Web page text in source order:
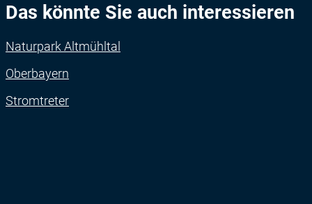
Das könnte Sie auch interessieren
Naturpark Altmühltal
Oberbayern
Stromtreter